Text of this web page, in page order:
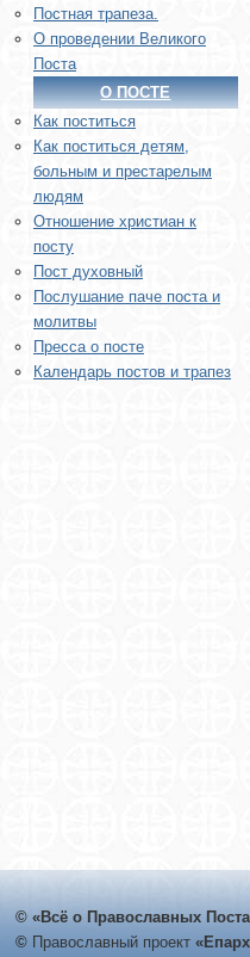
Постная трапеза.
О проведении Великого
Поста
О ПОСТЕ
Как поститься
Как поститься детям,
больным и престарелым
людям
Отношение христиан к
посту
Пост духовный
Послушание паче поста и
молитвы
Пресса о посте
Календарь постов и трапез
© «Всё о Православных
© Православный проект